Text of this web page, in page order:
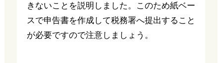
きないことを説明しました。このため紙ベー
スで申告書を作成して税務署へ提出すること
が必要ですので注意しましょう。